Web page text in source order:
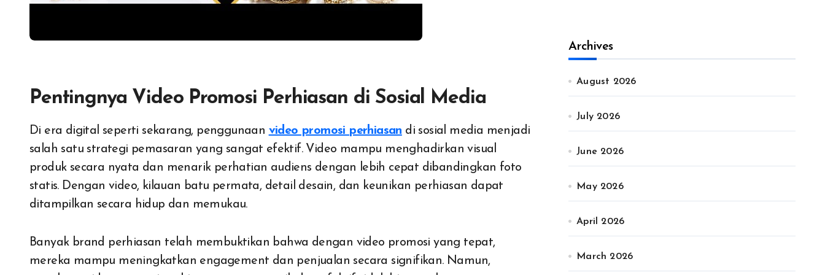
Pentingnya Video Promosi Perhiasan di Sosial Media
Di era digital seperti sekarang, penggunaan video promosi perhiasan di sosial media menjadi
salah satu strategi pemasaran yang sangat efektif. Video mampu menghadirkan visual
produk secara nyata dan menarik perhatian audiens dengan lebih cepat dibandingkan foto
statis. Dengan video, kilauan batu permata, detail desain, dan keunikan perhiasan dapat
ditampilkan secara hidup dan memukau.
Banyak brand perhiasan telah membuktikan bahwa dengan video promosi yang tepat,
mereka mampu meningkatkan engagement dan penjualan secara signifikan. Namun,
Archives
August 2026
July 2026
June 2026
May 2026
April 2026
March 2026